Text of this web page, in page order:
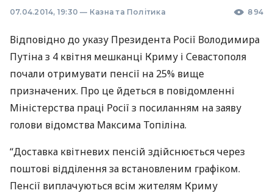
07.04.2014, 19:30 — Казна та Політика 894
Відповідно до указу Президента Росії Володимира
Путіна з 4 квітня мешканці Криму і Севастополя
почали отримувати пенсії на 25% вище
призначених. Про це йдеться в повідомленні
Міністерства праці Росії з посиланням на заяву
голови відомства Максима Топіліна.
“Доставка квітневих пенсій здійснюється через
поштові відділення за встановленим графіком.
Пенсії виплачуються всім жителям Криму